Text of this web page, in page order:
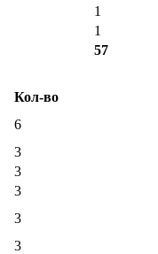
1
1
57
Кол-во
6
3
3
3
3
3